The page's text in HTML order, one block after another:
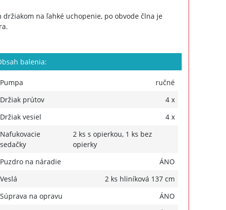
na ľahké uchopenie, po obvode člna je
balenia:
Pumpa
ručné
Držiak prútov
4 x
Držiak vesiel
4 x
Nafukovacie
sedačky
2 ks s opierkou, 1 ks bez
opierky
Puzdro na náradie
ÁNO
Veslá
2 ks hliníková 137 cm
Súprava na opravu
ÁNO